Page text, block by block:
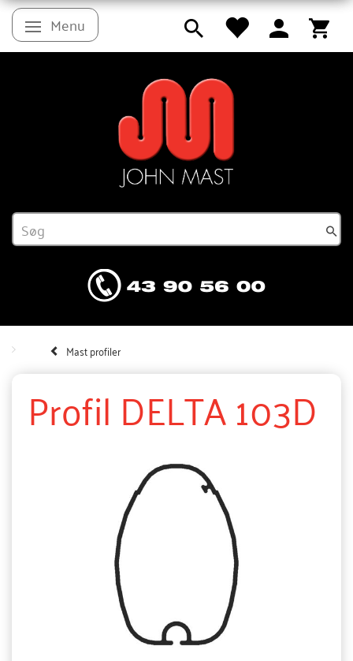
Skifte navigation
Menu
Mast profiler
Profil DELTA 103D